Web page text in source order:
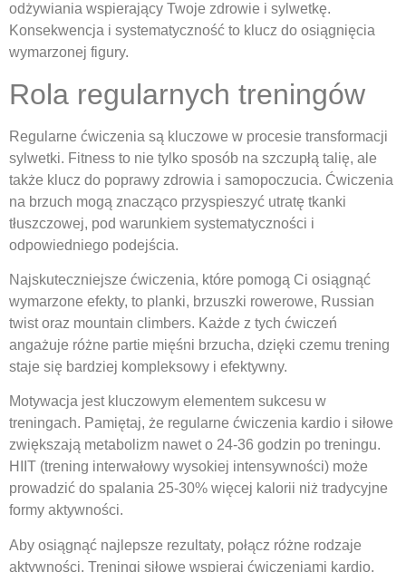
odżywiania wspierający Twoje zdrowie i sylwetkę.
Konsekwencja i systematyczność to klucz do osiągnięcia
wymarzonej figury.
Rola regularnych treningów
Regularne ćwiczenia są kluczowe w procesie transformacji
sylwetki. Fitness to nie tylko sposób na szczupłą talię, ale
także klucz do poprawy zdrowia i samopoczucia. Ćwiczenia
na brzuch mogą znacząco przyspieszyć utratę tkanki
tłuszczowej, pod warunkiem systematyczności i
odpowiedniego podejścia.
Najskuteczniejsze ćwiczenia, które pomogą Ci osiągnąć
wymarzone efekty, to planki, brzuszki rowerowe, Russian
twist oraz mountain climbers. Każde z tych ćwiczeń
angażuje różne partie mięśni brzucha, dzięki czemu trening
staje się bardziej kompleksowy i efektywny.
Motywacja jest kluczowym elementem sukcesu w
treningach. Pamiętaj, że regularne ćwiczenia kardio i siłowe
zwiększają metabolizm nawet o 24-36 godzin po treningu.
HIIT (trening interwałowy wysokiej intensywności) może
prowadzić do spalania 25-30% więcej kalorii niż tradycyjne
formy aktywności.
Aby osiągnąć najlepsze rezultaty, połącz różne rodzaje
aktywności. Treningi siłowe wspieraj ćwiczeniami kardio,